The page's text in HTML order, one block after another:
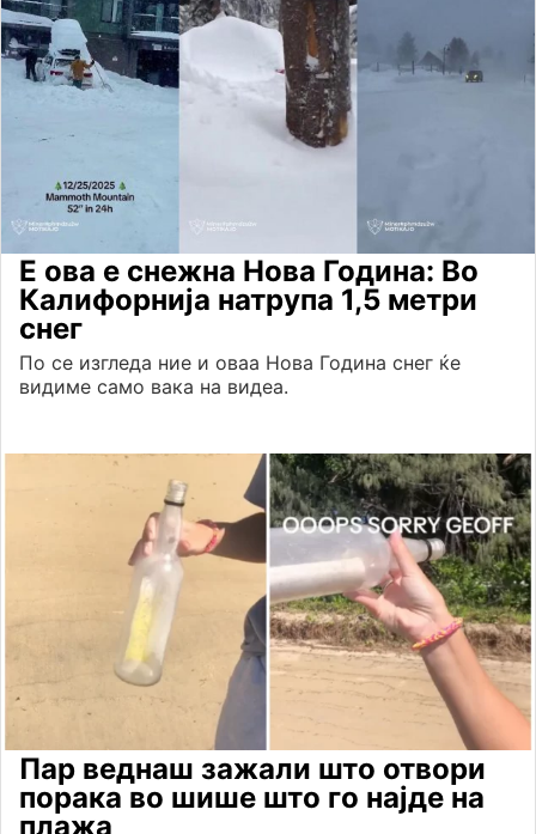
Е ова е снежна Нова Година: Во
Калифорнија натрупа 1,5 метри
снег
По се изгледа ние и оваа Нова Година снег ќе
видиме само вака на видеа.
Пар веднаш зажали што отвори
порака во шише што го најде на
плажа